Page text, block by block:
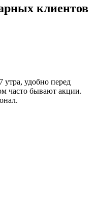
клиентов
утра, удобно перед
часто бывают акции.